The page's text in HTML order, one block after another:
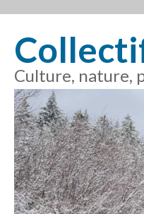
Culture, nature,